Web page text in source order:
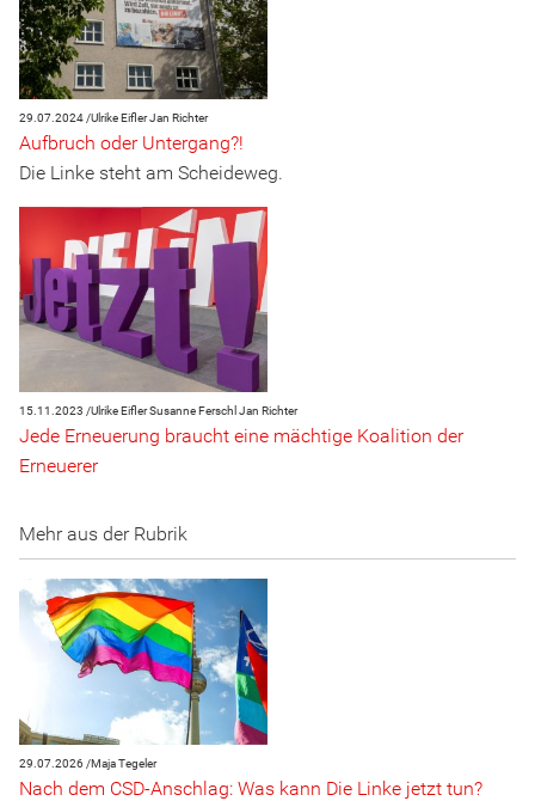
29.07.2024 /Ulrike EiflerJan Richter
Aufbruch oder Untergang?!
Die Linke steht am Scheideweg.
15.11.2023 /Ulrike EiflerSusanne Ferschl Jan Richter
Jede Erneuerung braucht eine mächtige Koalition der
Erneuerer
Mehr aus der Rubrik
29.07.2026 /Maja Tegeler
Nach dem CSD-Anschlag: Was kann Die Linke jetzt tun?